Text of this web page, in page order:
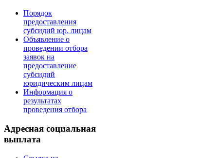
Порядок
предоставления
субсидий юр. лицам
Объявление о
проведении отбора
заявок на
предоставление
субсидий
юридическим лицам
Информация о
результатах
проведения отбора
Адресная социальная
выплата